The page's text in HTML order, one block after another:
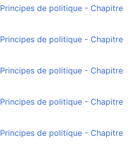
de politique - Chapitre
de politique - Chapitre
de politique - Chapitre
de politique - Chapitre
de politique - Chapitre